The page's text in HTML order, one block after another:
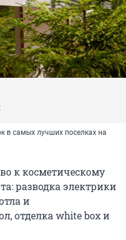
в самых лучших поселках на
к косметическому
разводка электрики
и
отделка white box и